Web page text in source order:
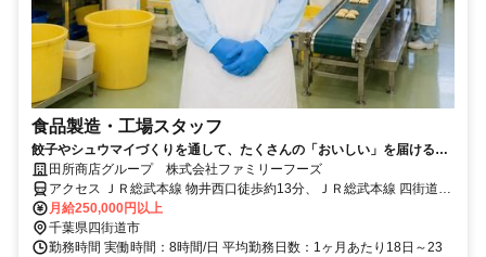
食品製造・工場スタッフ
餃子やシュウマイづくりを通して、たくさんの「おいしい」を届ける食
品工場です。原材料や商品の運搬など、適度に体を動かす作業もあるた
め、じっとしているより、体を使って働きたい方に向いています。仕事
は先輩が一つずつ丁寧に教えるので、未経験の方も安心。現場で少しず
つ経験を積み、将来は工場を支えるリーダーとして活躍することもでき
ます。
田所商店グループ 株式会社ファミリーフーズ
アクセス ＪＲ総武本線 物井西口徒歩約13分、ＪＲ総武本線 四街道北
口1徒歩約51分 物井駅車3分 ※車通勤可
月給250,000円以上
千葉県四街道市
勤務時間 実働時間：8時間/日 平均勤務日数：1ヶ月あたり18日～23